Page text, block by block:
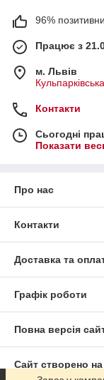
96%
Працює з
м. Львів
Контакти
Сьогодні
Показати
Про нас
Контакти
Доставка та
Графік роботи
Повна версія
Сайт створено на